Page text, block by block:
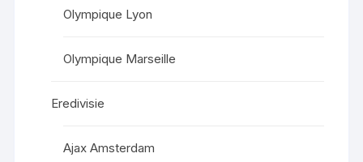
Olympique Lyon
Olympique Marseille
Eredivisie
Ajax Amsterdam